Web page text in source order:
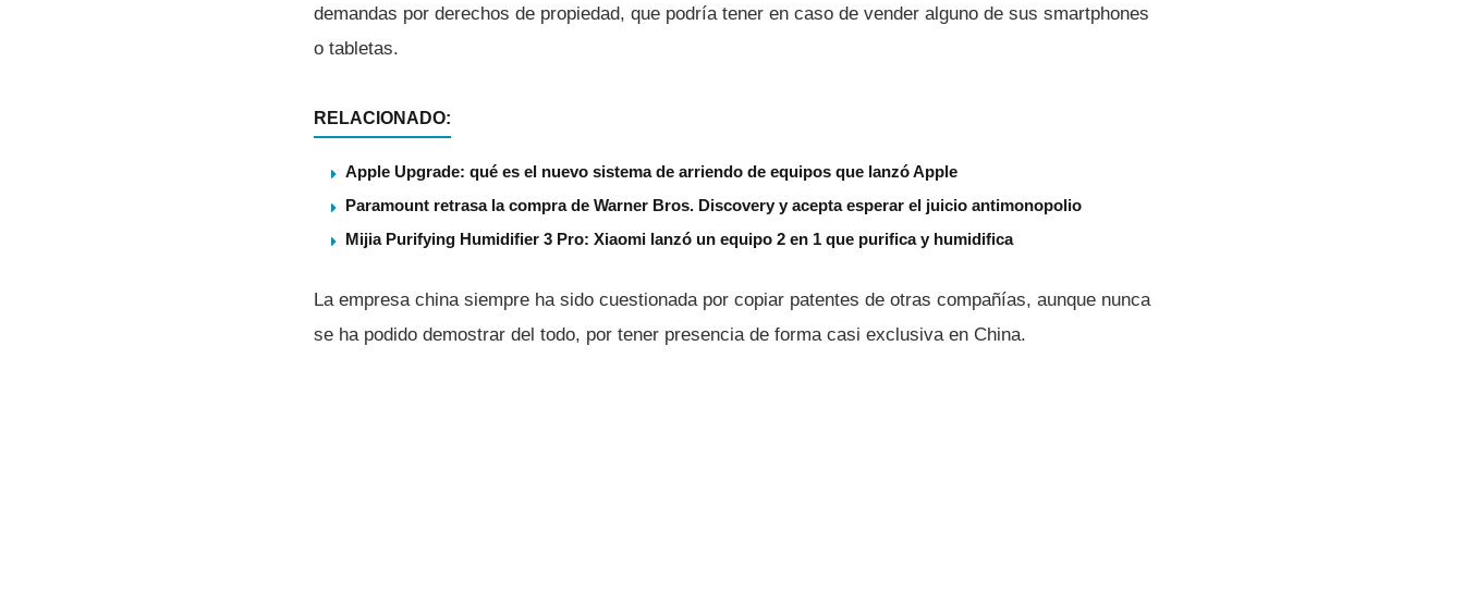
demandas por derechos de propiedad, que podrí­a tener en caso de vender alguno de sus smartphones
o tabletas.
RELACIONADO:
Apple Upgrade: qué es el nuevo sistema de arriendo de equipos que lanzó Apple
Paramount retrasa la compra de Warner Bros. Discovery y acepta esperar el juicio antimonopolio
Mijia Purifying Humidifier 3 Pro: Xiaomi lanzó un equipo 2 en 1 que purifica y humidifica
La empresa china siempre ha sido cuestionada por copiar patentes de otras compañí­as, aunque nunca
se ha podido demostrar del todo, por tener presencia de forma casi exclusiva en China.